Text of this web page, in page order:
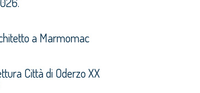
a Marmomac
Città di Oderzo XX